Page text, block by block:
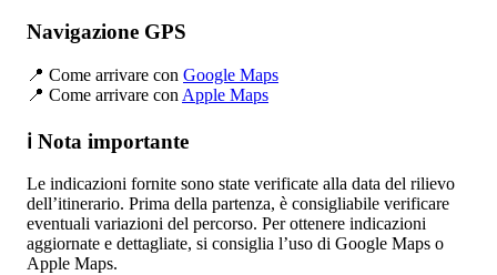
Navigazione GPS
📍 Come arrivare con Google Maps
📍 Come arrivare con Apple Maps
ℹ️ Nota importante
Le indicazioni fornite sono state verificate alla data del rilievo
dell’itinerario. Prima della partenza, è consigliabile verificare
eventuali variazioni del percorso. Per ottenere indicazioni
aggiornate e dettagliate, si consiglia l’uso di Google Maps o
Apple Maps.